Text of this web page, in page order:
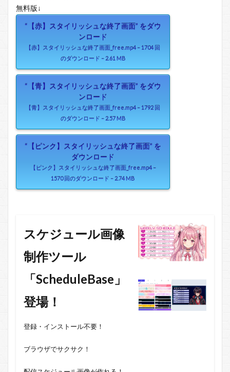
無料版↓
“【赤】スタイリッシュな終了画面” をダウ
ンロード
【赤】スタイリッシュな終了画面_free.mp4 – 1704 回
のダウンロード – 2.61 MB
“【青】スタイリッシュな終了画面” をダウ
ンロード
【青】スタイリッシュな終了画面_free.mp4 – 1792 回
のダウンロード – 2.57 MB
“【ピンク】スタイリッシュな終了画面” を
ダウンロード
【ピンク】スタイリッシュな終了画面_free.mp4 –
1570 回のダウンロード – 2.74 MB
スケジュール画像
制作ツール
「ScheduleBase」
登場！
登録・インストール不要！
ブラウザでサクサク！